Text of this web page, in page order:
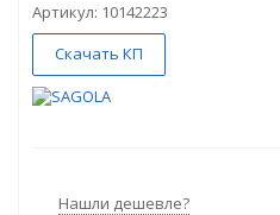
Артикул: 10142223
Скачать КП
Нашли дешевле?